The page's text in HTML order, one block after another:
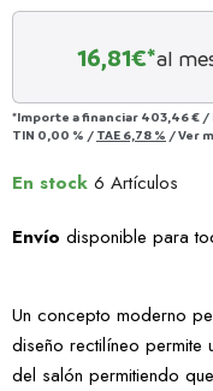
16,81€*al
*Importe a financiar 403,46 € /
TIN 0,00 % / TAE 6,78 % /Ver
En stock 6 Artículos
Envío disponible para
Un concepto moderno
diseño rectilíneo permite
del salón permitiendo